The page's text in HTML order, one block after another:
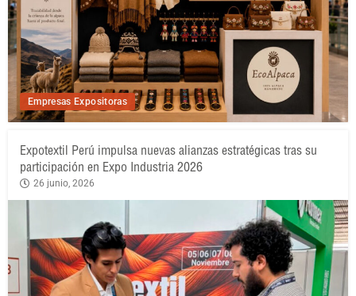
Empresas Expositoras
Expotextil Perú impulsa nuevas alianzas estratégicas tras su
participación en Expo Industria 2026
26 junio, 2026